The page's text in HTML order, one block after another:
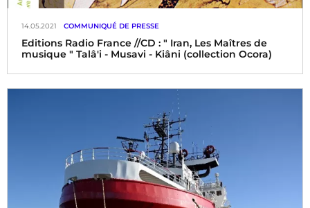
Editions Radio France //CD : " Iran, Les Maîtres de
musique " Talâ'i - Musavi - Kiâni (collection Ocora)
14.05.2021 COMMUNIQUÉ DE PRESSE